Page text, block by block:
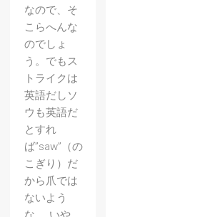
なので、そ
こらへんな
のでしょ
う。でもス
トライクは
英語だしソ
ウも英語だ
とすれ
ば”saw”（の
こぎり）だ
から爪では
ないよう